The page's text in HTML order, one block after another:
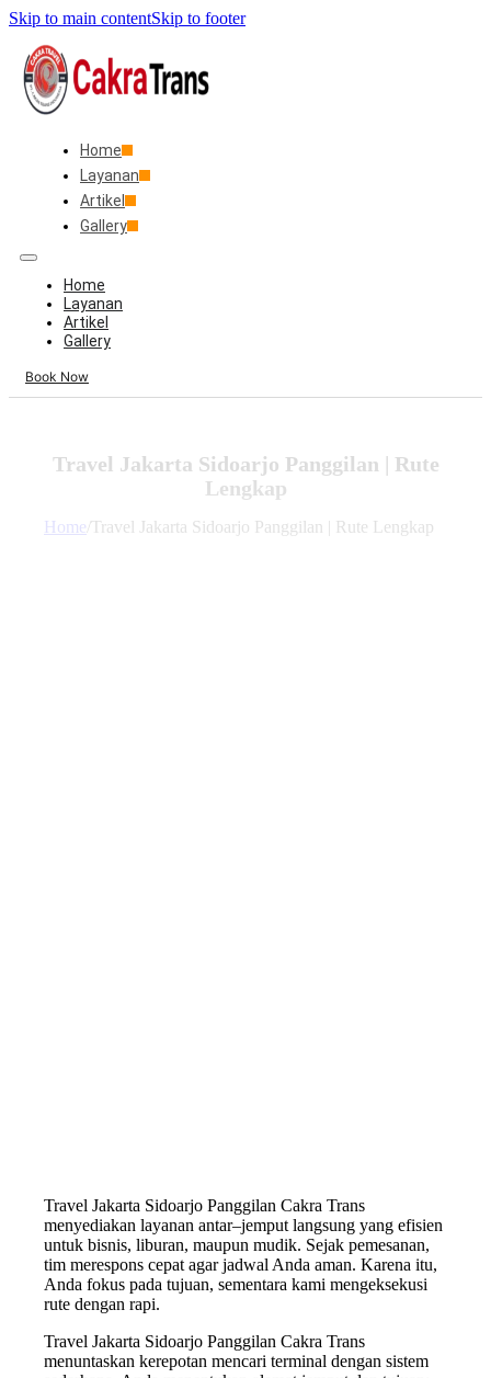
Skip to main contentSkip to footer
Home
Layanan
Artikel
Gallery
Home
Layanan
Artikel
Gallery
Book Now
Travel Jakarta Sidoarjo Panggilan | Rute
Lengkap
Home Travel Jakarta Sidoarjo Panggilan | Rute Lengkap
Travel Jakarta Sidoarjo Panggilan Cakra Trans
menyediakan layanan antar–jemput langsung yang efisien
untuk bisnis, liburan, maupun mudik. Sejak pemesanan,
tim merespons cepat agar jadwal Anda aman. Karena itu,
Anda fokus pada tujuan, sementara kami mengeksekusi
rute dengan rapi.
Travel Jakarta Sidoarjo Panggilan Cakra Trans
menuntaskan kerepotan mencari terminal dengan sistem